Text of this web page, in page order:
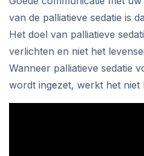
van de palliatieve sedatie is
Het doel van palliatieve
verlichten en niet het
Wanneer palliatieve sedatie
wordt ingezet, werkt het niet